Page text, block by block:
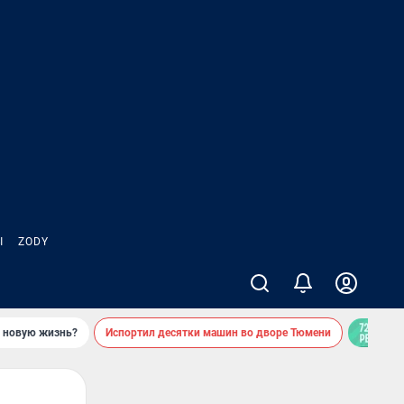
ZODY
новую жизнь? Испортил десятки машин во дворе Тюмени